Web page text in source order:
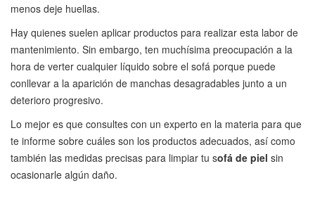
menos deje huellas.
Hay quienes suelen aplicar productos para realizar esta labor de
mantenimiento. Sin embargo, ten muchísima preocupación a la
hora de verter cualquier líquido sobre el sofá porque puede
conllevar a la aparición de manchas desagradables junto a un
deterioro progresivo.
Lo mejor es que consultes con un experto en la materia para que
te informe sobre cuáles son los productos adecuados, así como
también las medidas precisas para limpiar tu sofá de piel sin
ocasionarle algún daño.